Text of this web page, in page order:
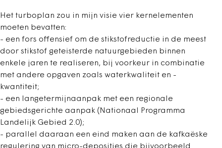
Het turboplan zou in mijn visie vier kernelementen
moeten bevatten:
- een fors offensief om de stikstofreductie in de meest
door stikstof geteisterde natuurgebieden binnen
enkele jaren te realiseren, bij voorkeur in combinatie
met andere opgaven zoals waterkwaliteit en -
kwantiteit;
- een langetermijnaanpak met een regionale
gebiedsgerichte aanpak (Nationaal Programma
Landelijk Gebied 2.0);
- parallel daaraan een eind maken aan de kafkaëske